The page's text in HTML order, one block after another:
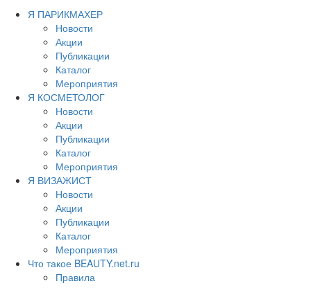
Я ПАРИКМАХЕР
Новости
Акции
Публикации
Каталог
Мероприятия
Я КОСМЕТОЛОГ
Новости
Акции
Публикации
Каталог
Мероприятия
Я ВИЗАЖИСТ
Новости
Акции
Публикации
Каталог
Мероприятия
Что такое BEAUTY.net.ru
Правила